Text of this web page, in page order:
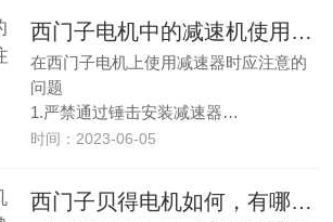
西门子电机中的减速机使用应该注意的问题
在西门子电机上使用减速器时应注意的
问题
1.严禁通过锤击安装减速器…
时间：2023-06-05
西门子贝得电机如何，有哪些优势